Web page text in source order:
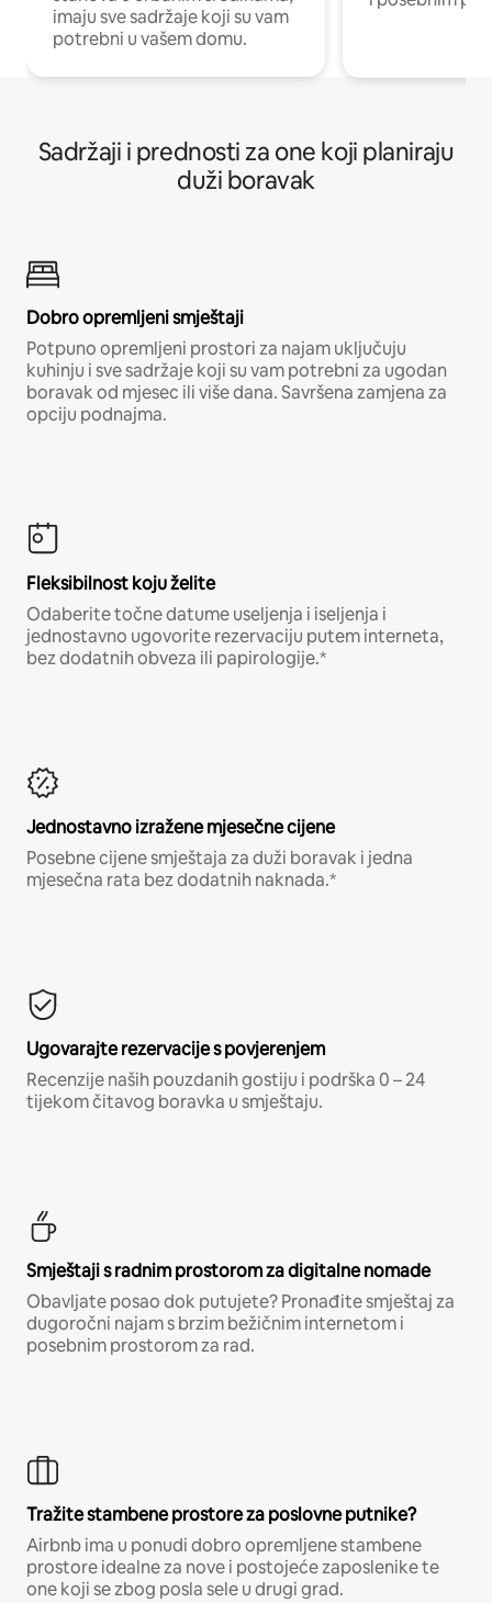
imaju sve sadržaje koji su vam
potrebni u vašem domu.
Sadržaji i prednosti za one koji planiraju
duži boravak
Dobro opremljeni smještaji
Potpuno opremljeni prostori za najam uključuju
kuhinju i sve sadržaje koji su vam potrebni za ugodan
boravak od mjesec ili više dana. Savršena zamjena za
opciju podnajma.
Fleksibilnost koju želite
Odaberite točne datume useljenja i iseljenja i
jednostavno ugovorite rezervaciju putem interneta,
bez dodatnih obveza ili papirologije.*
Jednostavno izražene mjesečne cijene
Posebne cijene smještaja za duži boravak i jedna
mjesečna rata bez dodatnih naknada.*
Ugovarajte rezervacije s povjerenjem
Recenzije naših pouzdanih gostiju i podrška 0 – 24
tijekom čitavog boravka u smještaju.
Smještaji s radnim prostorom za digitalne nomade
Obavljate posao dok putujete? Pronađite smještaj za
dugoročni najam s brzim bežičnim internetom i
posebnim prostorom za rad.
Tražite stambene prostore za poslovne putnike?
Airbnb ima u ponudi dobro opremljene stambene
prostore idealne za nove i postojeće zaposlenike te
one koji se zbog posla sele u drugi grad.